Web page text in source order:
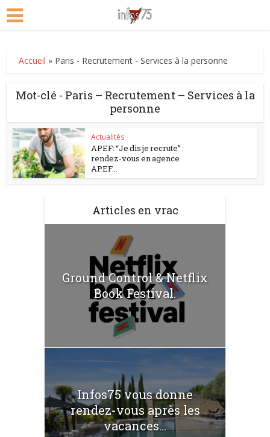
Accueil » Paris - Recrutement - Services à la personne
Mot-clé - Paris – Recrutement – Services à la
personne
Actualités
APEF: “Je dis je recrute” :
rendez-vous en agence
APEF...
Articles en vrac
Ground Control & Netflix
Book Festival.
Infos75 vous donne
rendez-vous après les
vacances...